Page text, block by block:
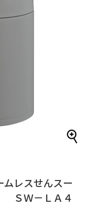
ムレスせんスー
ＳＷ－ＬＡ４